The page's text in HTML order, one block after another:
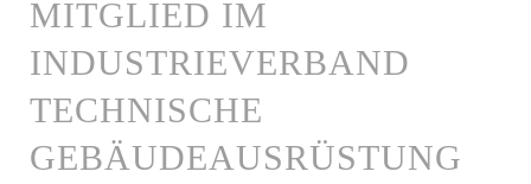
MITGLIED IM
INDUSTRIEVERBAND
TECHNISCHE
GEBÄUDEAUSRÜSTUNG